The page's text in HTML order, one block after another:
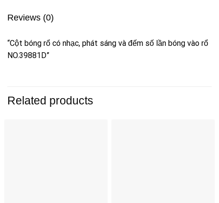
Reviews (0)
“Cột bóng rổ có nhạc, phát sáng và đếm số lần bóng vào rổ
NO.39881D”
Related products